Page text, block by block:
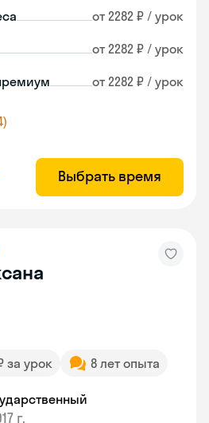
от 2282 ₽ / урок
от 2282 ₽ / урок
от 2282 ₽ / урок
Выбрать время
за урок 8 лет опыта
г.